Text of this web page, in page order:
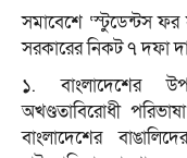
সমাবেশে ‘স্টুডেন্টস
সরকারের নিকট ৭ দফা
১. বাংলাদেশের
অখণ্ডতাবিরোধী
বাংলাদেশের